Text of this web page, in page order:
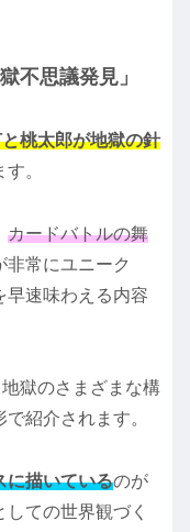
不思議発見」
桃太郎が地獄の針
。
カードバトルの舞
非常にユニーク
早速味わえる内容
獄のさまざまな構
紹介されます。
に描いているのが
ての世界観づく